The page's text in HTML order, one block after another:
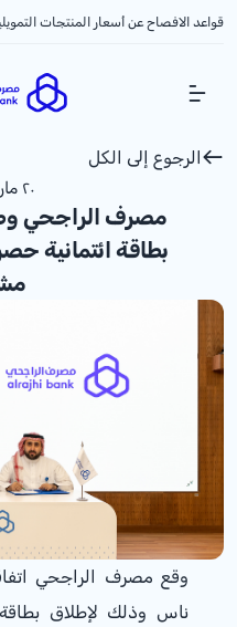
قواعد الافصاح عن أسعار المنتجات
Show Menu
الرجوع إلى الكل
٢٠ مارس ٢٠٢٤
مصرف الراجحي
بطاقة ائتمانية
وقع مصرف الراجحي
ناس وذلك لإطلاق